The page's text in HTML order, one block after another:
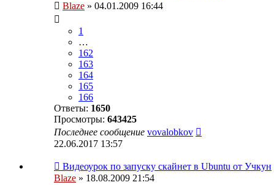
Blaze » 04.01.2009 16:44
1
…
162
163
164
165
166
Ответы: 1650
Просмотры: 643425
Последнее сообщение vovalobkov
22.06.2017 13:57
Видеоурок по запуску скайнет в Ubuntu от Учкун
Blaze » 18.08.2009 21:54